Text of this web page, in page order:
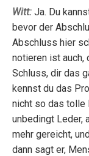
Witt: Ja. Du
bevor der
Abschluss hier
notieren ist auch,
Schluss, dir das
kennst du das
nicht so das tolle
unbedingt Leder,
mehr gereicht,
dann sagt er,